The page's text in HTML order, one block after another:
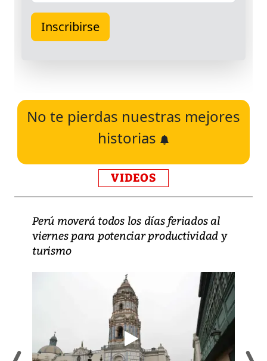
No te pierdas nuestras mejores
historias
VIDEOS
Perú moverá todos los días feriados al
viernes para potenciar productividad y
turismo